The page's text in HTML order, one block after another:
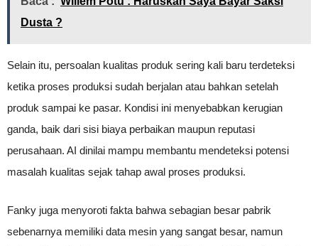
Dusta ?
Selain itu, persoalan kualitas produk sering kali baru terdeteksi
ketika proses produksi sudah berjalan atau bahkan setelah
produk sampai ke pasar. Kondisi ini menyebabkan kerugian
ganda, baik dari sisi biaya perbaikan maupun reputasi
perusahaan. AI dinilai mampu membantu mendeteksi potensi
masalah kualitas sejak tahap awal proses produksi.
Fanky juga menyoroti fakta bahwa sebagian besar pabrik
sebenarnya memiliki data mesin yang sangat besar, namun